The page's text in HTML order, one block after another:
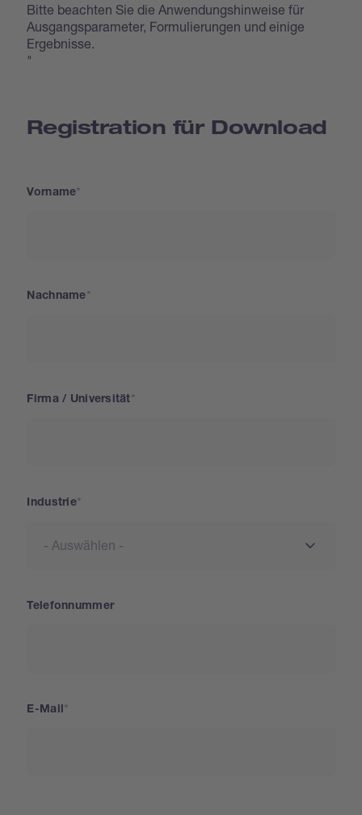
Bitte beachten Sie die Anwendungshinweise für
Ausgangsparameter, Formulierungen und einige
Ergebnisse.
"
Registration für Download
Vorname
Nachname
Firma / Universität
Industrie
Telefonnummer
E-Mail